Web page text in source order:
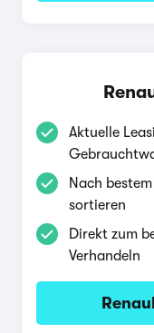
Aktuelle
Nach
sortieren
Direkt zum
Verhandeln